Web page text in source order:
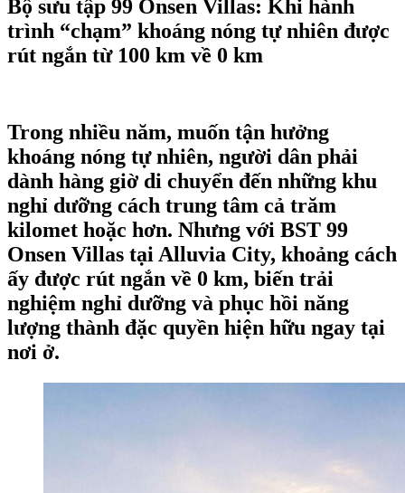
Bộ sưu tập 99 Onsen Villas: Khi hành
trình “chạm” khoáng nóng tự nhiên được
rút ngắn từ 100 km về 0 km
Trong nhiều năm, muốn tận hưởng
khoáng nóng tự nhiên, người dân phải
dành hàng giờ di chuyển đến những khu
nghỉ dưỡng cách trung tâm cả trăm
kilomet hoặc hơn. Nhưng với BST 99
Onsen Villas tại Alluvia City, khoảng cách
ấy được rút ngắn về 0 km, biến trải
nghiệm nghỉ dưỡng và phục hồi năng
lượng thành đặc quyền hiện hữu ngay tại
nơi ở.